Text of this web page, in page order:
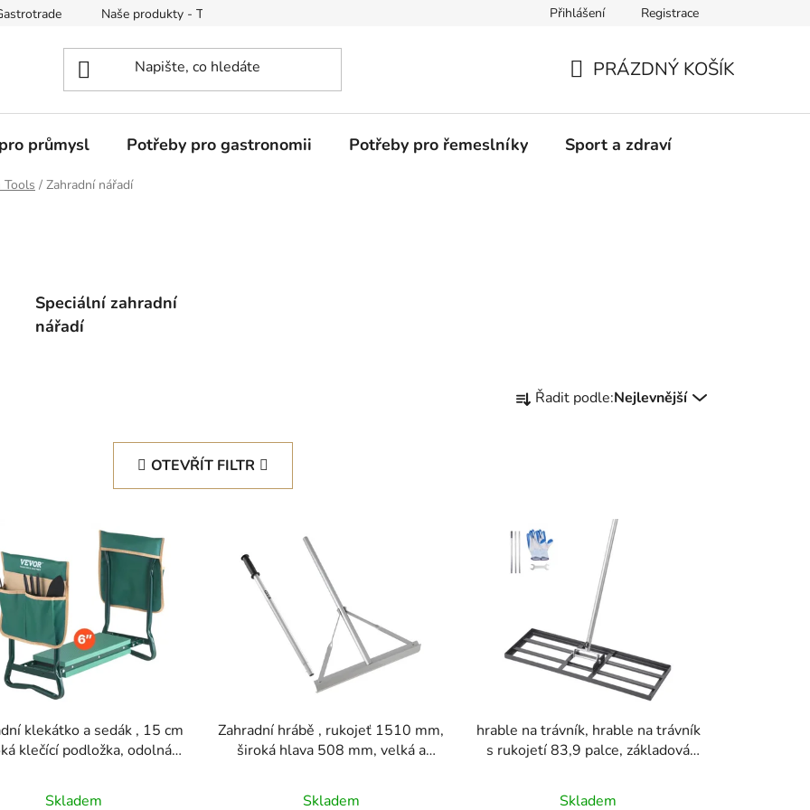
Naše produkty - Tipy a triky Přihlášení Registrace
KOŠÍK
PRÁZDNÝ KOŠÍK
průmysl Potřeby pro gastronomii Potřeby pro řemeslníky Sport a zdraví
Tools / Zahradní nářadí
Speciální zahradní
nářadí
a
p
o
k
t
Řadit podle:Nejlevnější
OTEVŘÍT FILTR
klekátko a sedák , 15 cm
klečící podložka, odolná
sedák se 2 taškami na
Skladem
Zahradní hrábě , rukojeť 1510 mm,
široká hlava 508 mm, velká a
vodováha, nástroj na asfaltové
Skladem
hrable na trávník, hrable na trávník
s rukojetí 83,9 palce, základová
uhlíkové oceli odolné proti korozi,
Skladem